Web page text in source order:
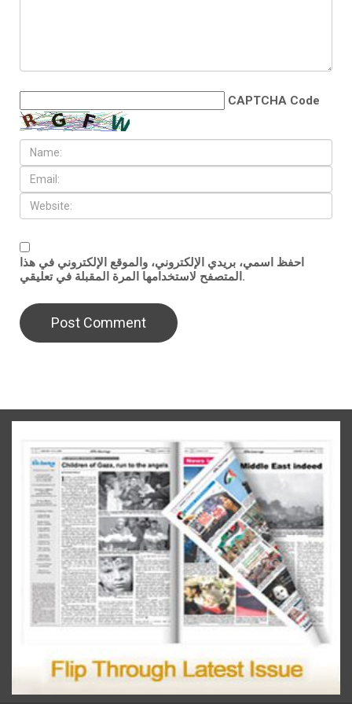
CAPTCHA Code
احفظ اسمي، بريدي الإلكتروني، والموقع الإلكتروني في هذا
المتصفح لاستخدامها المرة المقبلة في تعليقي.